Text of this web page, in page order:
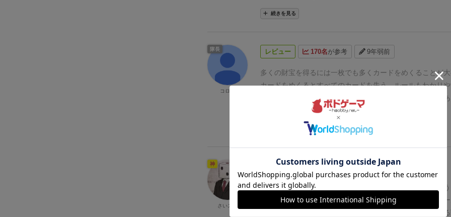
きるのではないかなと思います。
でプレイするのですが、なくても充分楽しめるので、
また、バリアントルールや効果を持たないマーメイドに効果
ールなども準備されているので、ゲーム歴の長い方同士でも
み合わせて楽しくプレイできると思います。
大の数の合計値で勝負。また山札からカードを引くたんびに
相手の妨害や自分のメリットになる効果が得られます！
通にあります！また、拡張ルールも複数あり飽きもこない！
に慣れてる人も初めての人も盛り上がる最高のゲームです！
続きを見る
レビュー 170名が参考 9年弱前
多くの財宝を得るには一枚でも多くカードをめくることが
カードをめくるとすべてのカードを失う。ルールもわかり
サクサク進みますし、カードの効果で最後の最後に逆転も
隊長
コロ助
レビュー 147名が参考 約10年前
山札からカードを一枚ずつ引き、同じカードを引いてしま
札になり入手できなくなる、いわゆるチキンレース的なゲ
にそれぞれのカードには特殊効果があるのでそれを駆使す
神
さいスケ